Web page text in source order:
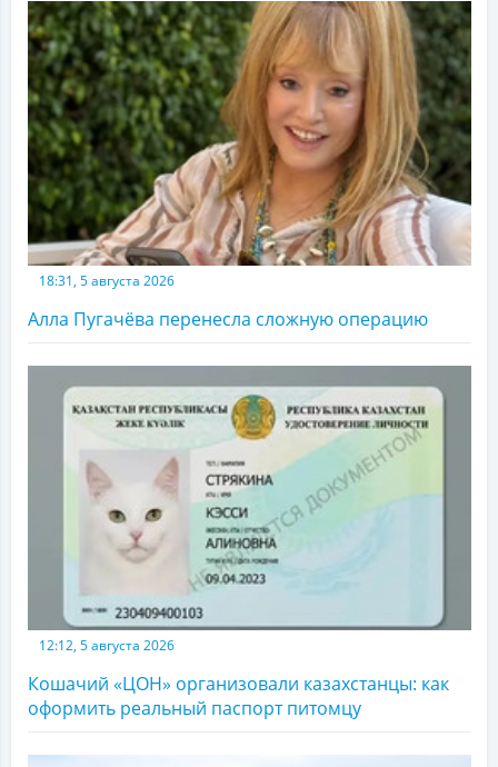
18:31, 5 августа 2026
Алла Пугачёва перенесла сложную операцию
12:12, 5 августа 2026
Кошачий «ЦОН» организовали казахстанцы: как
оформить реальный паспорт питомцу